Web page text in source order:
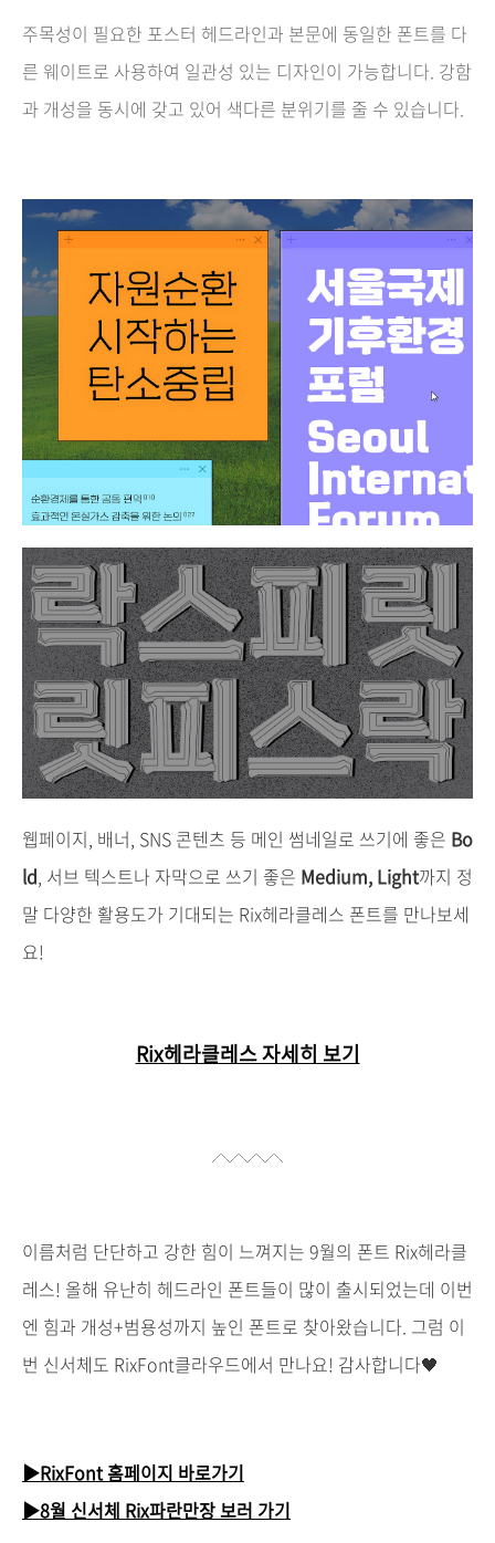
주목성이 필요한 포스터 헤드라인과 본문에 동일한 폰트를 다
른 웨이트로 사용하여 일관성 있는 디자인이 가능합니다. 강함
과 개성을 동시에 갖고 있어 색다른 분위기를 줄 수 있습니다.
웹페이지, 배너, SNS 콘텐츠 등 메인 썸네일로 쓰기에 좋은 Bo
ld, 서브 텍스트나 자막으로 쓰기 좋은 Medium, Light까지 정
말 다양한 활용도가 기대되는 Rix헤라클레스 폰트를 만나보세
요!
Rix헤라클레스 자세히 보기
이름처럼 단단하고 강한 힘이 느껴지는 9월의 폰트 Rix헤라클
레스! 올해 유난히 헤드라인 폰트들이 많이 출시되었는데 이번
엔 힘과 개성+범용성까지 높인 폰트로 찾아왔습니다. 그럼 이
번 신서체도 RixFont클라우드에서 만나요! 감사합니다🖤
▶RixFont 홈페이지 바로가기
▶8월 신서체 Rix파란만장 보러 가기